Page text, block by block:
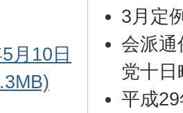
月10日
3月定
会派通
党十
平成